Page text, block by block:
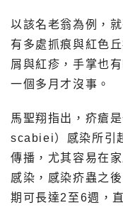
以該名老翁為例，
有多處抓痕與紅色
屑與紅疹，手掌也
一個多月才沒事。
馬聖翔指出，疥瘡
scabiei）感染所引
傳播，尤其容易在
感染，感染疥蟲之
期可長達2至6週，